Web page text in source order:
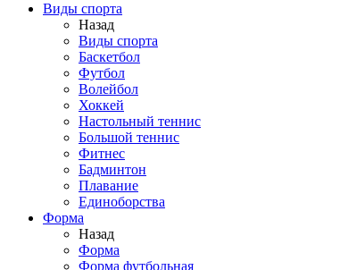
Виды спорта
Назад
Виды спорта
Баскетбол
Футбол
Волейбол
Хоккей
Настольный теннис
Большой теннис
Фитнес
Бадминтон
Плавание
Единоборства
Форма
Назад
Форма
Форма футбольная